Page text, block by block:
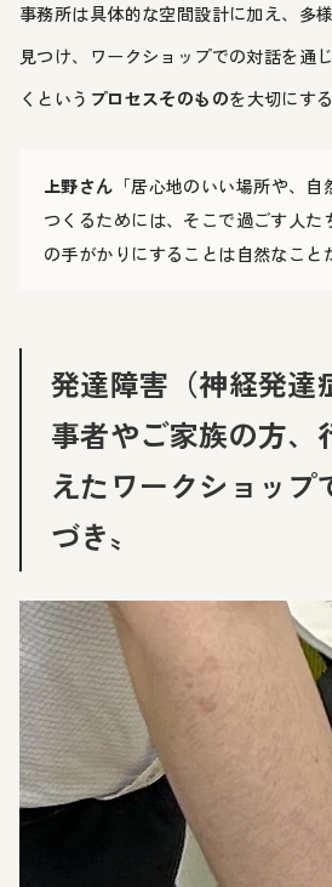
事務所は具体的な空間設計に加え、多
見つけ、ワークショップでの対話を通
くという プロセスそのものを大切にす
上野さん 「居心地のいい場所や、
つくるためには、そこで過ごす人た
の手がかりにすることは自然なこと
発達障害（神経発達
事者やご家族の方、
えたワークショップ
づき〟